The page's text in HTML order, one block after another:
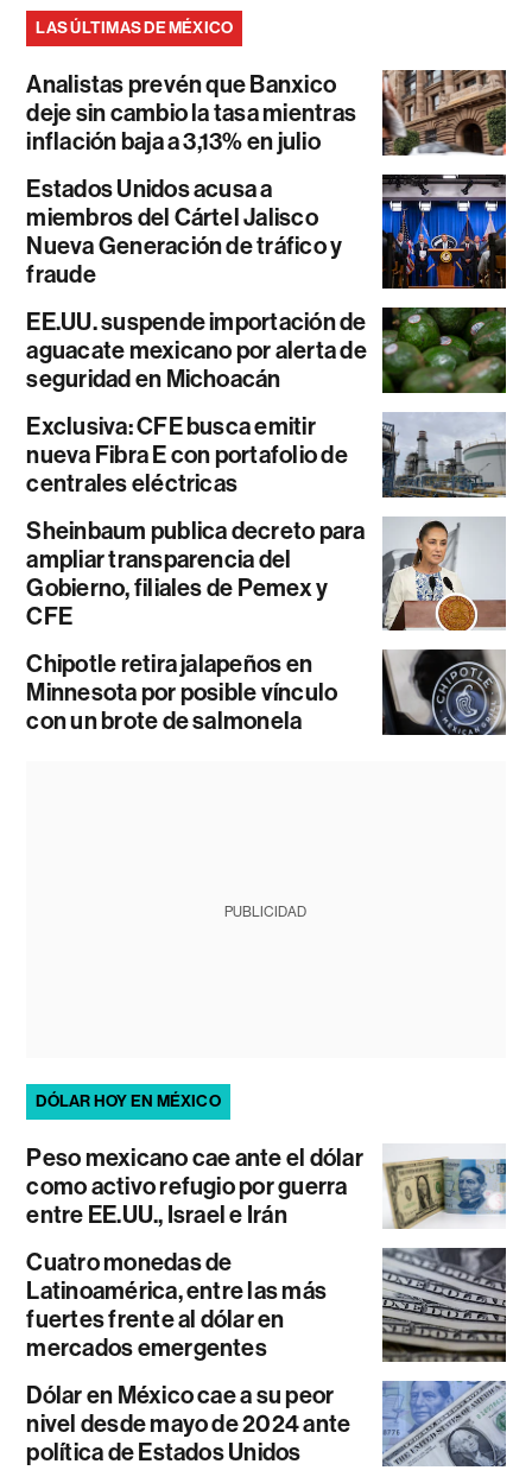
LAS ÚLTIMAS DE MÉXICO
Analistas prevén que Banxico
deje sin cambio la tasa mientras
inflación baja a 3,13% en julio
Estados Unidos acusa a
miembros del Cártel Jalisco
Nueva Generación de tráfico y
fraude
EE.UU. suspende importación de
aguacate mexicano por alerta de
seguridad en Michoacán
Exclusiva: CFE busca emitir
nueva Fibra E con portafolio de
centrales eléctricas
Sheinbaum publica decreto para
ampliar transparencia del
Gobierno, filiales de Pemex y
CFE
Chipotle retira jalapeños en
Minnesota por posible vínculo
con un brote de salmonela
PUBLICIDAD
DÓLAR HOY EN MÉXICO
Peso mexicano cae ante el dólar
como activo refugio por guerra
entre EE.UU., Israel e Irán
Cuatro monedas de
Latinoamérica, entre las más
fuertes frente al dólar en
mercados emergentes
Dólar en México cae a su peor
nivel desde mayo de 2024 ante
política de Estados Unidos